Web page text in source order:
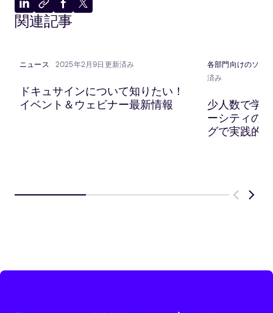
LinkedIn
に
ク
リ
ボ
ド
に
Facebook
に
X
関連記事
ニュース 2025年2月9日更新済み
ドキュサインについて知りたい！
イベント＆ウェビナー最新情報
各部門向けのソリ
済み
少人数で学
ーシティの
グで実践的
Previous
Next